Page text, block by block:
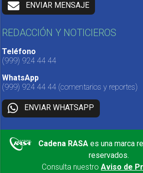
ENVIAR MENSAJE
REDACCIÓN Y NOTICIEROS
Teléfono
(999) 924 44 44
WhatsApp
(999) 924 44 44 (comentarios y reportes)
ENVIAR WHATSAPP
Cadena RASA es una marca
reservados.
Consulta nuestro Aviso de